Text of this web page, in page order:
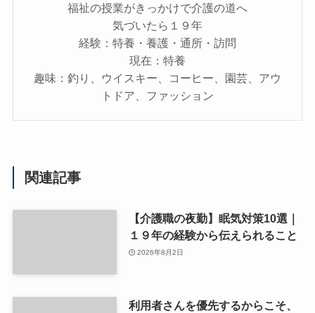
福祉の授業がきっかけで介護の道へ
気づいたら１９年
経験：特養・養護・通所・訪問
現在：特養
趣味：釣り、ウイスキー、コーヒー、園芸、アウ
トドア、ファッション
関連記事
【介護職の夜勤】眠気対策10選｜
１９年の経験から伝えられること
2026年8月2日
利用者さんを優先するからこそ、